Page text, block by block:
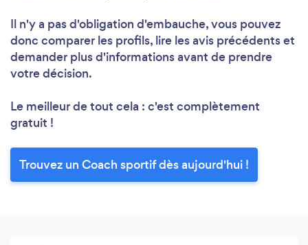
Il n'y a pas d'obligation d'embauche, vous pouvez
donc comparer les profils, lire les avis précédents et
demander plus d'informations avant de prendre
votre décision.
Le meilleur de tout cela : c'est complètement
gratuit !
Trouvez un Coach sportif dès aujourd'hui !